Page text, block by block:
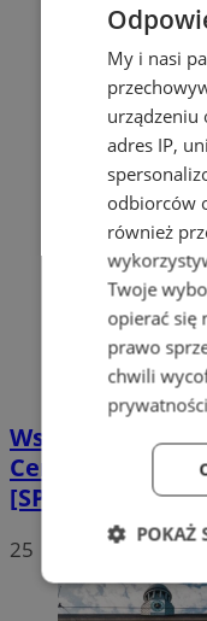
Wstrzymano
Centrum
25
My i nasi
urządzeniu
adres IP,
odbiorców
również
Twoje
opierać się
prawo
chwili
prywatności
POKAŻ